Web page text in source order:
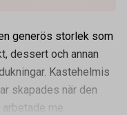
generös storlek som
dessert och annan
Kastehelmis
skapades när den
me
69030356